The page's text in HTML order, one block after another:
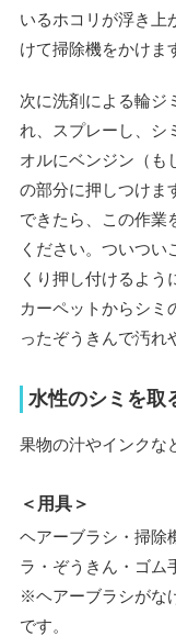
いるホコリが浮き上
けて掃除機をかけま
次に洗剤による輪ジ
れ、スプレーし、シ
オルにベンジン（も
の部分に押しつけま
できたら、この作業
ください。ついつい
くり押し付けるよう
カーペットからシミ
ったぞうきんで汚れ
水性のシミを取
果物の汁やインクな
＜用具＞
ヘアーブラシ・掃除
ラ・ぞうきん・ゴム
※ヘアーブラシがな
です。